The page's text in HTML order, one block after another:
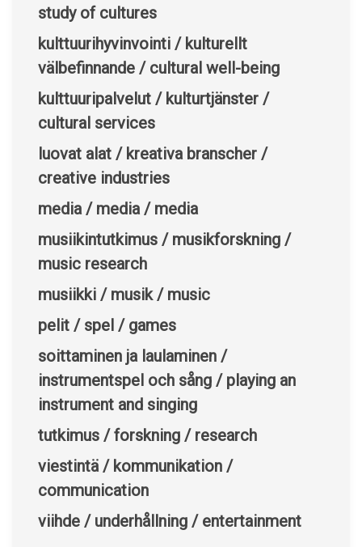
study of cultures
kulttuurihyvinvointi / kulturellt
välbefinnande / cultural well-being
kulttuuripalvelut / kulturtjänster /
cultural services
luovat alat / kreativa branscher /
creative industries
media / media / media
musiikintutkimus / musikforskning /
music research
musiikki / musik / music
pelit / spel / games
soittaminen ja laulaminen /
instrumentspel och sång / playing an
instrument and singing
tutkimus / forskning / research
viestintä / kommunikation /
communication
viihde / underhållning / entertainment